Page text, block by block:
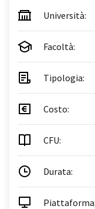
Università:
Facoltà:
Tipologia:
Costo:
CFU:
Durata:
Piattaforma: